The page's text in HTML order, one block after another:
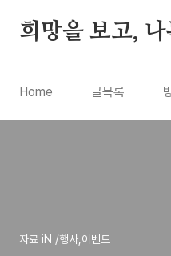
희망을 보고, 나
Home 글목록
자료 iN /행사,이벤트